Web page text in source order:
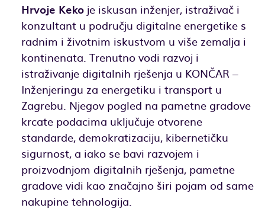
Hrvoje Kekoje iskusan inženjer, istraživač i
konzultant u području digitalne energetike s
radnim i životnim iskustvom u više zemalja i
kontinenata. Trenutno vodi razvoj i
istraživanje digitalnih rješenja u KONČAR –
Inženjeringu za energetiku i transport u
Zagrebu. Njegov pogled na pametne gradove
krcate podacima uključuje otvorene
standarde, demokratizaciju, kibernetičku
sigurnost, a iako se bavi razvojem i
proizvodnjom digitalnih rješenja, pametne
gradove vidi kao značajno širi pojam od same
nakupine tehnologija.